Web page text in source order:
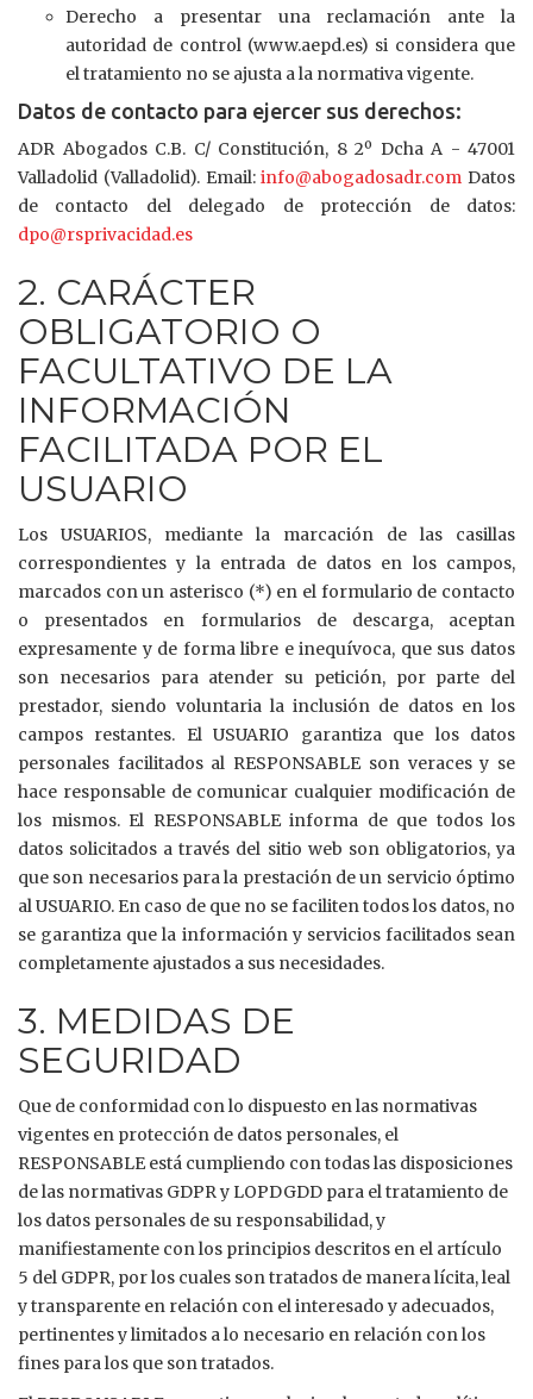
Derecho a presentar una reclamación ante la
autoridad de control (www.aepd.es) si considera que
el tratamiento no se ajusta a la normativa vigente.
Datos de contacto para ejercer sus derechos:
ADR Abogados C.B. C/ Constitución, 8 2º Dcha A - 47001
Valladolid (Valladolid). Email:info@abogadosadr.com Datos
de contacto del delegado de protección de datos:
dpo@rsprivacidad.es
2. CARÁCTER
OBLIGATORIO O
FACULTATIVO DE LA
INFORMACIÓN
FACILITADA POR EL
USUARIO
Los USUARIOS, mediante la marcación de las casillas
correspondientes y la entrada de datos en los campos,
marcados con un asterisco (*) en el formulario de contacto
o presentados en formularios de descarga, aceptan
expresamente y de forma libre e inequívoca, que sus datos
son necesarios para atender su petición, por parte del
prestador, siendo voluntaria la inclusión de datos en los
campos restantes. El USUARIO garantiza que los datos
personales facilitados al RESPONSABLE son veraces y se
hace responsable de comunicar cualquier modificación de
los mismos. El RESPONSABLE informa de que todos los
datos solicitados a través del sitio web son obligatorios, ya
que son necesarios para la prestación de un servicio óptimo
al USUARIO. En caso de que no se faciliten todos los datos, no
se garantiza que la información y servicios facilitados sean
completamente ajustados a sus necesidades.
3. MEDIDAS DE
SEGURIDAD
Que de conformidad con lo dispuesto en las normativas
vigentes en protección de datos personales, el
RESPONSABLE está cumpliendo con todas las disposiciones
de las normativas GDPR y LOPDGDD para el tratamiento de
los datos personales de su responsabilidad, y
manifiestamente con los principios descritos en el artículo
5 del GDPR, por los cuales son tratados de manera lícita, leal
y transparente en relación con el interesado y adecuados,
pertinentes y limitados a lo necesario en relación con los
fines para los que son tratados.